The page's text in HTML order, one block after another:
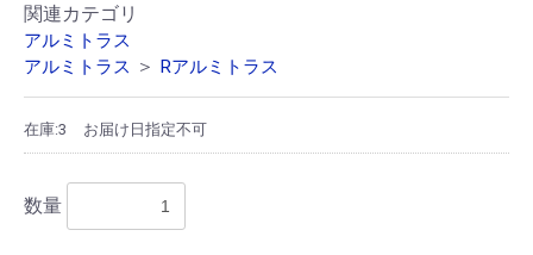
関連カテゴリ
アルミトラス
アルミトラス ＞ Rアルミトラス
在庫:3 お届け日指定不可
数量